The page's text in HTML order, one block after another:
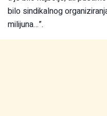
bilo sindikalnog
milijuna…”.